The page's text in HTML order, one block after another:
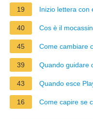
19 Inizio lettera con
40 Cos è il
45 Come cambiare
39 Quando guidare
43 Quando esce
16 Come capire se